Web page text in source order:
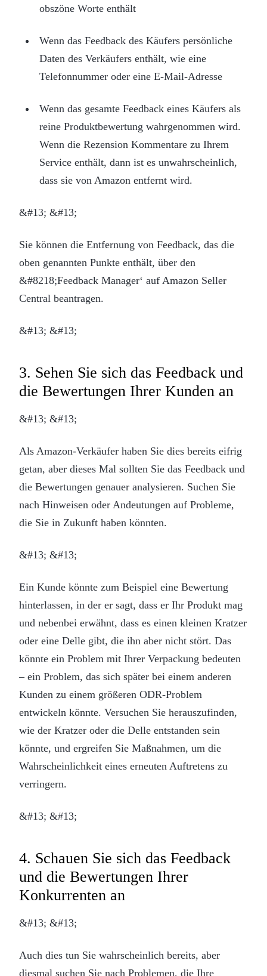
obszöne Worte enthält
Wenn das Feedback des Käufers persönliche
Daten des Verkäufers enthält, wie eine
Telefonnummer oder eine E-Mail-Adresse
Wenn das gesamte Feedback eines Käufers als
reine Produktbewertung wahrgenommen wird.
Wenn die Rezension Kommentare zu Ihrem
Service enthält, dann ist es unwahrscheinlich,
dass sie von Amazon entfernt wird.
&#13; &#13;
Sie können die Entfernung von Feedback, das die
oben genannten Punkte enthält, über den
&#8218;Feedback Manager‘ auf Amazon Seller
Central beantragen.
&#13; &#13;
3. Sehen Sie sich das Feedback und
die Bewertungen Ihrer Kunden an
&#13; &#13;
Als Amazon-Verkäufer haben Sie dies bereits eifrig
getan, aber dieses Mal sollten Sie das Feedback und
die Bewertungen genauer analysieren. Suchen Sie
nach Hinweisen oder Andeutungen auf Probleme,
die Sie in Zukunft haben könnten.
&#13; &#13;
Ein Kunde könnte zum Beispiel eine Bewertung
hinterlassen, in der er sagt, dass er Ihr Produkt mag
und nebenbei erwähnt, dass es einen kleinen Kratzer
oder eine Delle gibt, die ihn aber nicht stört. Das
könnte ein Problem mit Ihrer Verpackung bedeuten
– ein Problem, das sich später bei einem anderen
Kunden zu einem größeren ODR-Problem
entwickeln könnte. Versuchen Sie herauszufinden,
wie der Kratzer oder die Delle entstanden sein
könnte, und ergreifen Sie Maßnahmen, um die
Wahrscheinlichkeit eines erneuten Auftretens zu
verringern.
&#13; &#13;
4. Schauen Sie sich das Feedback
und die Bewertungen Ihrer
Konkurrenten an
&#13; &#13;
Auch dies tun Sie wahrscheinlich bereits, aber
diesmal suchen Sie nach Problemen, die Ihre